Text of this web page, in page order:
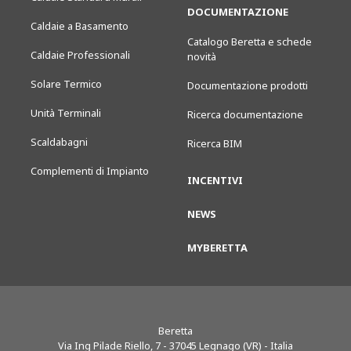
Caldaie a Basamento
Caldaie Professionali
Solare Termico
Unità Terminali
Scaldabagni
Complementi di Impianto
DOCUMENTAZIONE
Catalogo Beretta e schede
novità
Documentazione prodotti
Ricerca documentazione
Ricerca BIM
INCENTIVI
NEWS
MYBERETTA
Beretta
Via Ing Pilade Riello, 7 - 37045 Legnago (VR) - Italia